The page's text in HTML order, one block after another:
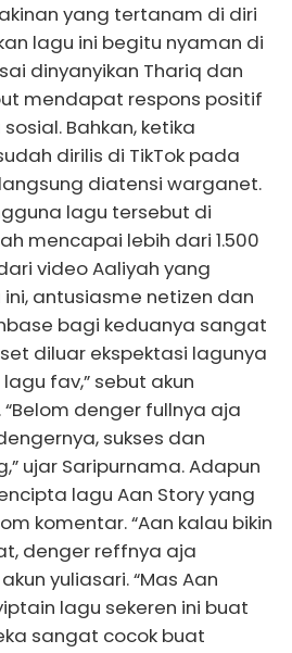
yang tertanam di diri
lagu ini begitu nyaman di
dinyanyikan Thariq dan
mendapat respons positif
Bahkan, ketika
dirilis di TikTok pada
diatensi warganet.
lagu tersebut di
mencapai lebih dari 1.500
video Aaliyah yang
antusiasme netizen dan
bagi keduanya sangat
diluar ekspektasi lagunya
fav,” sebut akun
denger fullnya aja
sukses dan
ujar Saripurnama. Adapun
lagu Aan Story yang
komentar. “Aan kalau bikin
denger reffnya aja
yuliasari. “Mas Aan
lagu sekeren ini buat
sangat cocok buat